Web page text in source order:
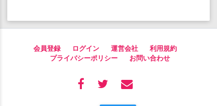
会員登録 ログイン 運営会社
利用規約
プライバシーポリシー
お問い合わせ